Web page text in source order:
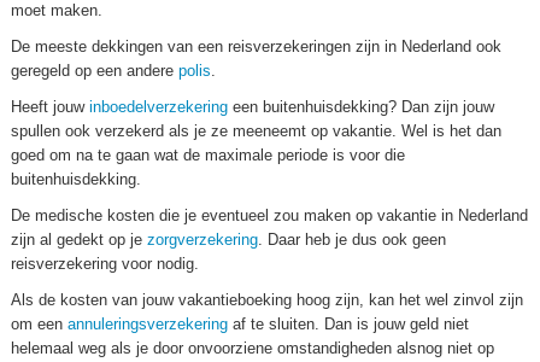
moet maken.
De meeste dekkingen van een reisverzekeringen zijn in Nederland ook
geregeld op een andere polis.
Heeft jouw inboedelverzekering een buitenhuisdekking? Dan zijn jouw
spullen ook verzekerd als je ze meeneemt op vakantie. Wel is het dan
goed om na te gaan wat de maximale periode is voor die
buitenhuisdekking.
De medische kosten die je eventueel zou maken op vakantie in Nederland
zijn al gedekt op je zorgverzekering. Daar heb je dus ook geen
reisverzekering voor nodig.
Als de kosten van jouw vakantieboeking hoog zijn, kan het wel zinvol zijn
om een annuleringsverzekering af te sluiten. Dan is jouw geld niet
helemaal weg als je door onvoorziene omstandigheden alsnog niet op